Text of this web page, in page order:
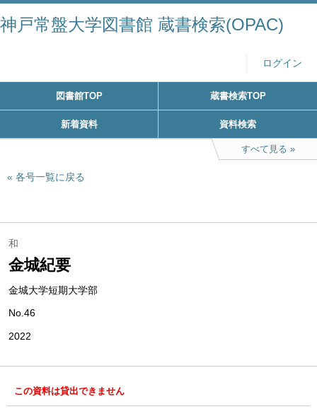
神戸常盤大学図書館 蔵書検索(OPAC)
ログイン
図書館TOP 蔵書検索TOP
新着資料 資料検索
すべて見る
各号一覧に戻る
和
金城紀要
金城大学短期大学部
No.46
2022
この資料は貸出できません